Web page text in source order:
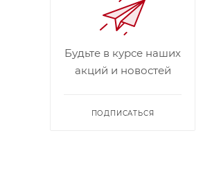
Будьте в курсе наших
акций и новостей
ПОДПИСАТЬСЯ